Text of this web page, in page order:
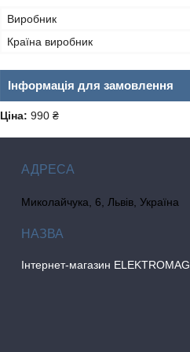
Виробник
Країна виробник
Інформація для замовлення
Ціна: 990 ₴
Миколайчука, 6, Львів, Україна
Інтернет-магазин ELEKTROMAG